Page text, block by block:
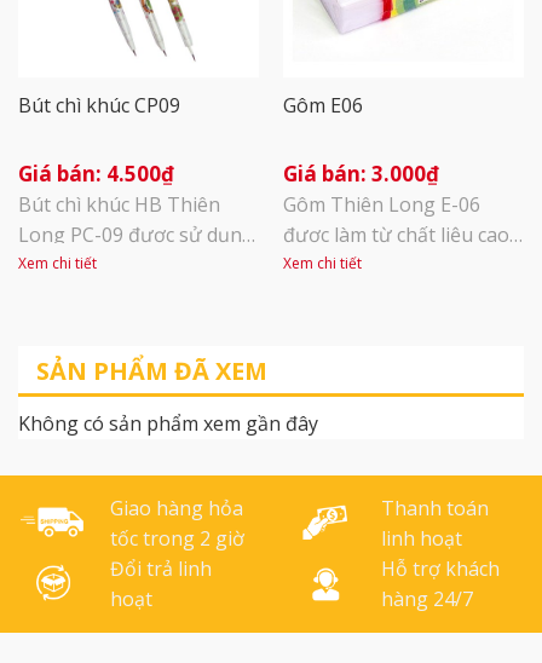
không độc hại, [...]
Bút chì khúc CP09
4.500₫
Bút chì khúc HB Thiên
Long PC-09 được sử dụng
phổ biến tại các văn
Bút chì nhỏ gọn, có tính
ứng dụng cao và màu viết
đẹp nên được tin dùng
Ruột bút HB với ưu điểm
cho [...]
Xem chi tiết
Gôm E06
3.000₫
Gôm Thiên Long E-06
được làm từ chất liệu cao
cấp, đáp ứng các chỉ tiêu
siêu dẻo, không bị cứng
gian dài. TÍNH NĂNG SẢN
PHẨM :Hình [...]
Xem chi tiết
SẢN PHẨM ĐÃ XEM
Không có sản phẩm xem gần đây
Giao hàng hỏa
tốc trong 2 giờ
Thanh toán
linh hoạt
Đổi trả linh
hoạt
Hỗ trợ khách
hàng 24/7